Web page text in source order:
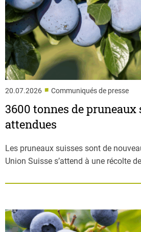
20.07.2026 ■ Communiqués de presse
3600 tonnes de pruneaux
attendues
Les pruneaux suisses sont de
Union Suisse s’attend à une récolte